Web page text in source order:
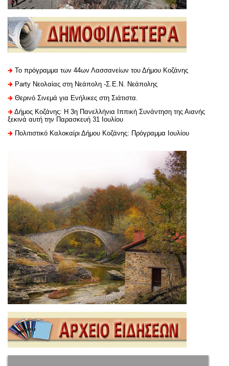
Το πρόγραμμα των 44ων Λασσανείων του Δήμου Κοζάνης
Party Νεολαίας στη Νεάπολη -Σ.Ε.Ν. Νεάπολης
Θερινό Σινεμά για Ενήλικες στη Σιάτιστα.
Δήμος Κοζάνης: Η 3η Πανελλήνια Ιππική Συνάντηση της Αιανής
ξεκινά αυτή την Παρασκευή 31 Ιουλίου
Πολιτιστικό Καλοκαίρι Δήμου Κοζάνης: Πρόγραμμα Ιουλίου